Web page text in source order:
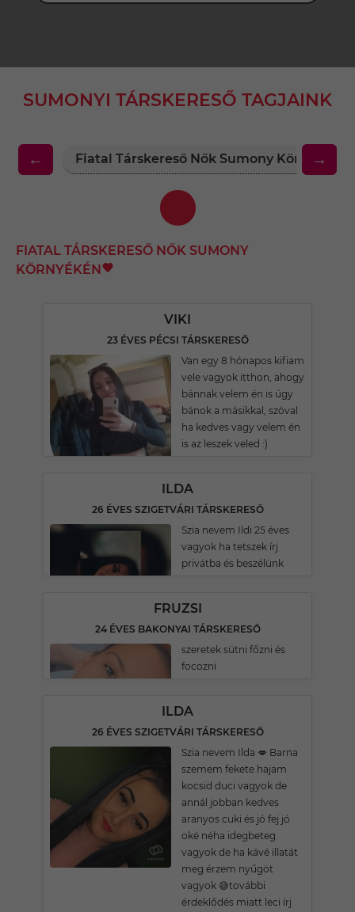
SUMONYI TÁRSKERESŐ TAGJAINK
← Fiatal Társkereső Nők Sumony Környékén
→
FIATAL TÁRSKERESŐ NŐK SUMONY
KÖRNYÉKÉN
VIKI
23 ÉVES PÉCSI TÁRSKERESŐ
Van egy 8 hónapos kifiam
vele vagyok itthon, ahogy
bánnak velem én is úgy
bánok a másikkal, szóval
ha kedves vagy velem én
is az leszek veled :)
ILDA
26 ÉVES SZIGETVÁRI TÁRSKERESŐ
Szia nevem Ildi 25 éves
vagyok ha tetszek írj
privátba és beszélünk
FRUZSI
24 ÉVES BAKONYAI TÁRSKERESŐ
szeretek sütni főzni és
focozni
ILDA
26 ÉVES SZIGETVÁRI TÁRSKERESŐ
Szia nevem Ilda 💋 Barna
szemem fekete hajam
kocsid duci vagyok de
annál jobban kedves
aranyos cuki és jó fej jó
oké néha idegbeteg
vagyok de ha kávé illatát
meg érzem nyűgöt
vagyok 😅további
érdeklődés miatt leci írj